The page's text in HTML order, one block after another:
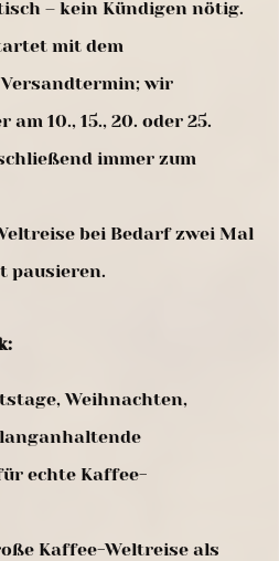
– kein Kündigen nötig.
mit dem
wir
10., 15., 20. oder 25.
immer zum
bei Bedarf zwei Mal
pausieren.
Weihnachten,
echte Kaffee-
Kaffee-Weltreise als